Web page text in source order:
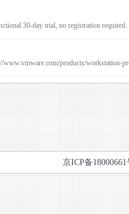
30-day trial, no registration required.
products/workstation-
京ICP备18000661